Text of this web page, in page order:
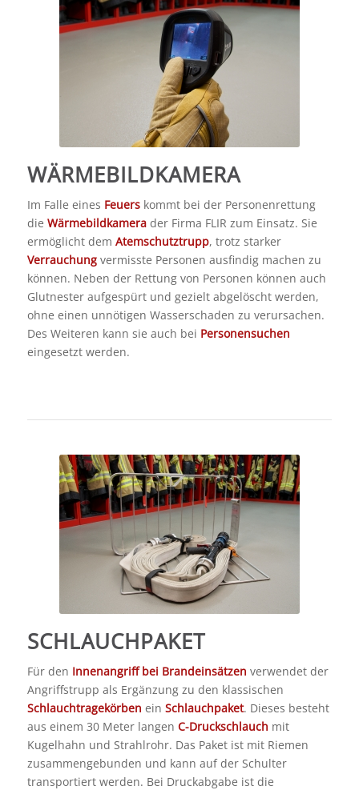
WÄRMEBILDKAMERA
Im Falle eines Feuerskommt bei der Personenrettung
die Wärmebildkamerader Firma FLIR zum Einsatz. Sie
ermöglicht dem Atemschutztrupp, trotz starker
Verrauchungvermisste Personen ausfindig machen zu
können. Neben der Rettung von Personen können auch
Glutnester aufgespürt und gezielt abgelöscht werden,
ohne einen unnötigen Wasserschaden zu verursachen.
Des Weiteren kann sie auch bei Personensuchen
eingesetzt werden.
SCHLAUCHPAKET
Für den Innenangriff bei Brandeinsätzen verwendet der
Angriffstrupp als Ergänzung zu den klassischen
Schlauchtragekörben ein Schlauchpaket. Dieses besteht
aus einem 30 Meter langen C-Druckschlauch mit
Kugelhahn und Strahlrohr. Das Paket ist mit Riemen
zusammengebunden und kann auf der Schulter
transportiert werden. Bei Druckabgabe ist die